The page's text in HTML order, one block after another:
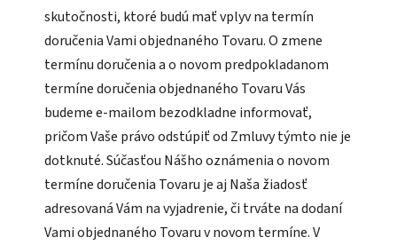
skutočnosti, ktoré budú mať vplyv na termín
doručenia Vami objednaného Tovaru. O zmene
termínu doručenia a o novom predpokladanom
termíne doručenia objednaného Tovaru Vás
budeme e-mailom bezodkladne informovať,
pričom Vaše právo odstúpiť od Zmluvy týmto nie je
dotknuté. Súčasťou Nášho oznámenia o novom
termíne doručenia Tovaru je aj Naša žiadosť
adresovaná Vám na vyjadrenie, či trváte na dodaní
Vami objednaného Tovaru v novom termíne. V